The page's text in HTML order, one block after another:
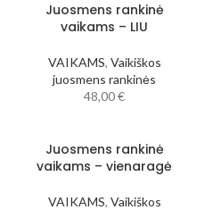
Juosmens rankinė
vaikams – LIU
VAIKAMS, Vaikiškos
juosmens rankinės
48,00€
Juosmens rankinė
vaikams – vienaragė
VAIKAMS, Vaikiškos